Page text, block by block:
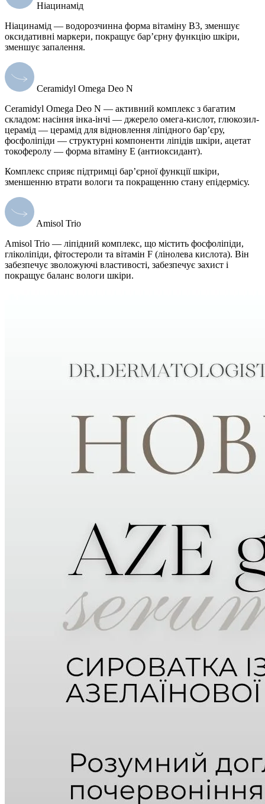
Ніацинамід
Ніацинамід — водорозчинна форма вітаміну B3, зменшує
оксидативні маркери, покращує бар’єрну функцію шкіри,
зменшує запалення.
Ceramidyl Omega Deo N
Ceramidyl Omega Deo N — активний комплекс з багатим
складом: насіння інка-інчі — джерело омега-кислот, глюкозил-
церамід — церамід для відновлення ліпідного бар’єру,
фосфоліпіди — структурні компоненти ліпідів шкіри, ацетат
токоферолу — форма вітаміну E (антиоксидант).
Комплекс сприяє підтримці бар’єрної функції шкіри,
зменшенню втрати вологи та покращенню стану епідермісу.
Amisol Trio
Amisol Trio — ліпідний комплекс, що містить фосфоліпіди,
гліколіпіди, фітостероли та вітамін F (лінолева кислота). Він
забезпечує зволожуючі властивості, забезпечує захист і
покращує баланс вологи шкіри.